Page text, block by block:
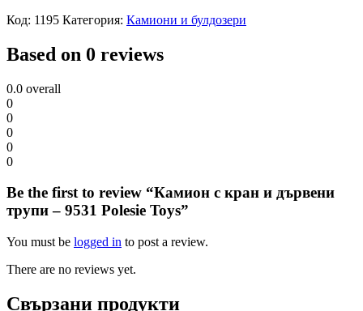
Код: 1195 Категория: Камиони и булдозери
Based on 0 reviews
0.0 overall
0
0
0
0
0
Be the first to review “Камион с кран и дървени
трупи – 9531 Polesie Toys”
You must be logged in to post a review.
There are no reviews yet.
Свързани продукти